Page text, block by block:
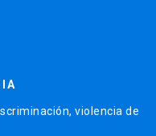
violencia de